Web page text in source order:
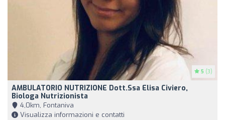
5 (3)
AMBULATORIO NUTRIZIONE Dott.ssa Elisa Civiero,
Biologa Nutrizionista
4,0km, Fontaniva
Visualizza informazioni e contatti